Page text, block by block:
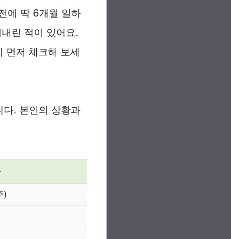
에 딱 6개월 일하
린 적이 있어요.
먼저 체크해 보세
. 본인의 상황과
)